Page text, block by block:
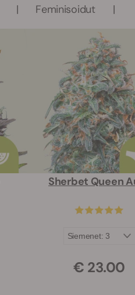
Feminisoidut
Sherbet Queen
€ 23.00